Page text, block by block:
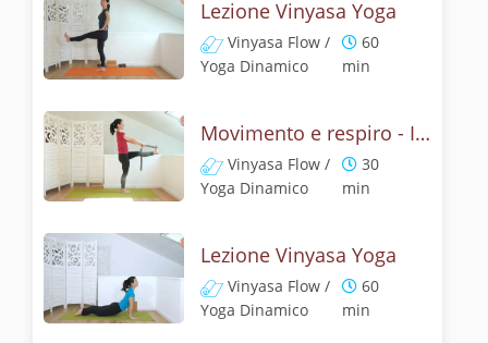
Lezione Vinyasa Yoga
Vinyasa Flow /
Yoga Dinamico
60
min
Movimento e respiro - In equilibrio
Vinyasa Flow /
Yoga Dinamico
30
min
Lezione Vinyasa Yoga
Vinyasa Flow /
Yoga Dinamico
60
min